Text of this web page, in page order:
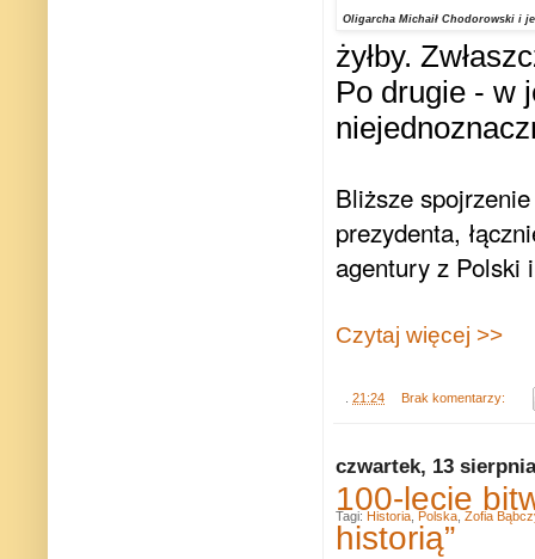
Oligarcha Michaił Chodorowski i
żyłby.
Po drugie - w
Bliższe
prezydenta,
agentury z Polski
Czytaj więcej >>
21:24 Brak komentarzy:
czwartek, 13
100-lecie
historią”
Tagi: Historia Polska Zofia